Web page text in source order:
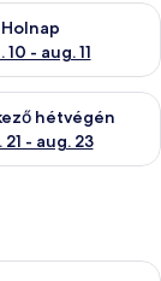
9 - aug. 10
Holnap
10 - aug. 11
állás
aug. 14 -
hétvégén
21 - aug. 23
hétvégi
amelyben